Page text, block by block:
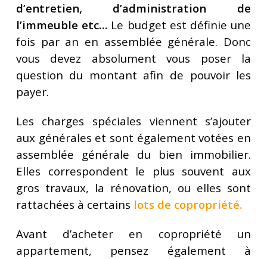
d’entretien, d’administration de
l’immeuble etc… Le budget est définie une
fois par an en assemblée générale. Donc
vous devez absolument vous poser la
question du montant afin de pouvoir les
payer.
Les charges spéciales viennent s’ajouter
aux générales et sont également votées en
assemblée générale du bien immobilier.
Elles correspondent le plus souvent aux
gros travaux, la rénovation, ou elles sont
rattachées à certains lots de copropriété.
Avant d’acheter en copropriété un
appartement, pensez également à